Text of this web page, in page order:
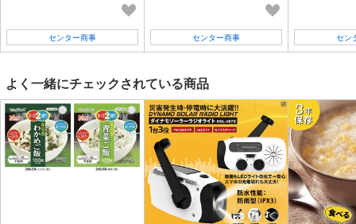
センター商事 センター商事 セン
よく一緒にチェックされている商品